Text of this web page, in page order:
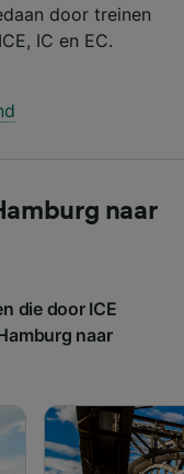
door treinen
IC en EC.
naar
die door ICE
naar